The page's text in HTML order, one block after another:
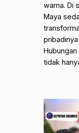
warna. Di
Maya
tidak